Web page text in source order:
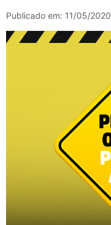
Publicado em: 11/05/2020